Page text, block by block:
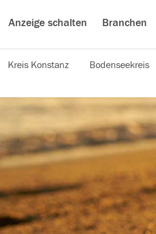
Anzeige schalten Branchen
Kreis Konstanz Bodenseekreis